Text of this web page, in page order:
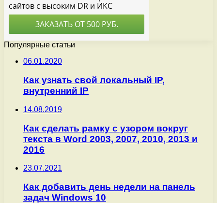
Популярные статьи
06.01.2020
Как узнать свой локальный IP,
внутренний IP
14.08.2019
Как сделать рамку с узором вокруг
текста в Word 2003, 2007, 2010, 2013 и
2016
23.07.2021
Как добавить день недели на панель
задач Windows 10